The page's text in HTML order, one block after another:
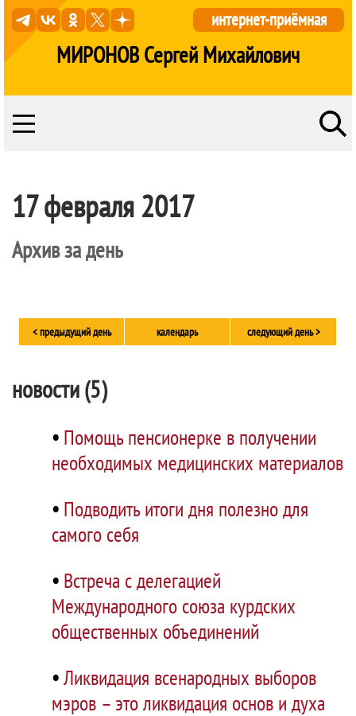
МИРОНОВ Сергей Михайлович
интернет-приёмная
17 февраля 2017
Архив за день
< предыдущий день календарь следующий день >
новости (5)
• Помощь пенсионерке в получении
необходимых медицинских материалов
• Подводить итоги дня полезно для
самого себя
• Встреча с делегацией
Международного союза курдских
общественных объединений
•Ликвидация всенародных выборов
мэров – это ликвидация основ и духа